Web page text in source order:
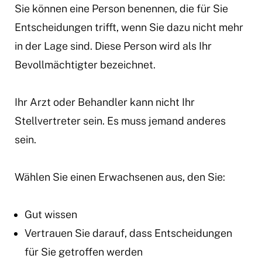
Sie können eine Person benennen, die für Sie
Entscheidungen trifft, wenn Sie dazu nicht mehr
in der Lage sind. Diese Person wird als Ihr
Bevollmächtigter bezeichnet.
Ihr Arzt oder Behandler kann nicht Ihr
Stellvertreter sein. Es muss jemand anderes
sein.
Wählen Sie einen Erwachsenen aus, den Sie:
Gut wissen
Vertrauen Sie darauf, dass Entscheidungen
für Sie getroffen werden